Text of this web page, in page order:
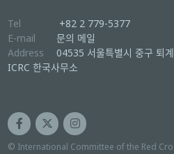
Tel
+82 2 779-5377
E-mail
문의 메일
Address
04535 서울특별시 중구 퇴
ICRC 한국사무소
© International Committee of the Red